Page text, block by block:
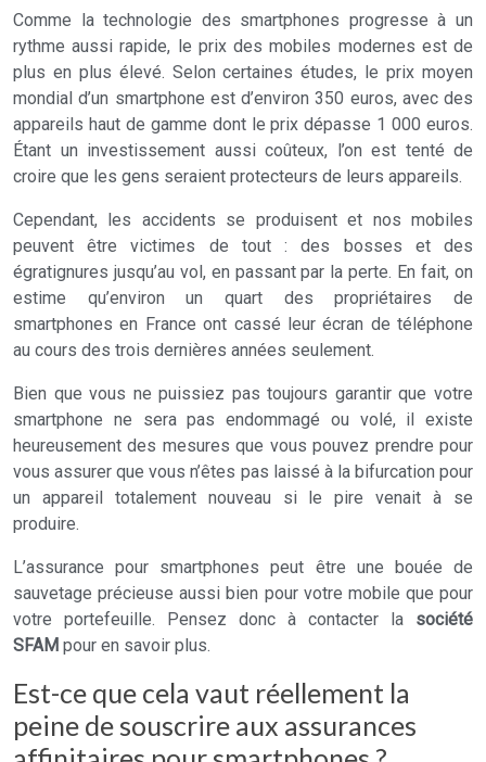
Comme la technologie des smartphones progresse à un
rythme aussi rapide, le prix des mobiles modernes est de
plus en plus élevé. Selon certaines études, le prix moyen
mondial d’un smartphone est d’environ 350 euros, avec des
appareils haut de gamme dont le prix dépasse 1 000 euros.
Étant un investissement aussi coûteux, l’on est tenté de
croire que les gens seraient protecteurs de leurs appareils.
Cependant, les accidents se produisent et nos mobiles
peuvent être victimes de tout : des bosses et des
égratignures jusqu’au vol, en passant par la perte. En fait, on
estime qu’environ un quart des propriétaires de
smartphones en France ont cassé leur écran de téléphone
au cours des trois dernières années seulement.
Bien que vous ne puissiez pas toujours garantir que votre
smartphone ne sera pas endommagé ou volé, il existe
heureusement des mesures que vous pouvez prendre pour
vous assurer que vous n’êtes pas laissé à la bifurcation pour
un appareil totalement nouveau si le pire venait à se
produire.
L’assurance pour smartphones peut être une bouée de
sauvetage précieuse aussi bien pour votre mobile que pour
votre portefeuille. Pensez donc à contacter la société
SFAM pour en savoir plus.
Est-ce que cela vaut réellement la
peine de souscrire aux assurances